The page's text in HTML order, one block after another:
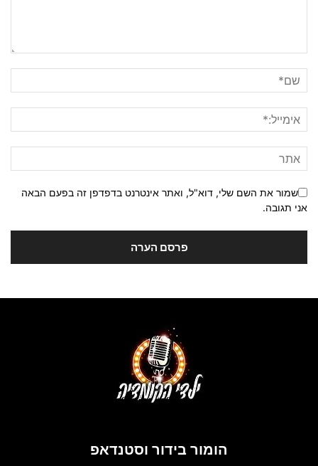
שמור את השם שלי, דוא"ל, ואתר אינטרנט בדפדפן זה בפעם הבאה
אני תגובה.
הומור בידור וסטנדאפ